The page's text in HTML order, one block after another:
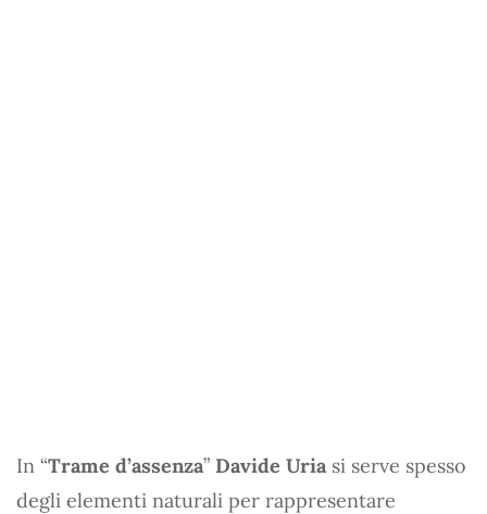
In “Trame d’assenza” Davide Uria si serve spesso
degli elementi naturali per rappresentare